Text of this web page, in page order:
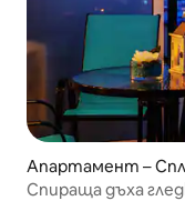
Апартамент –
Спираща дъха